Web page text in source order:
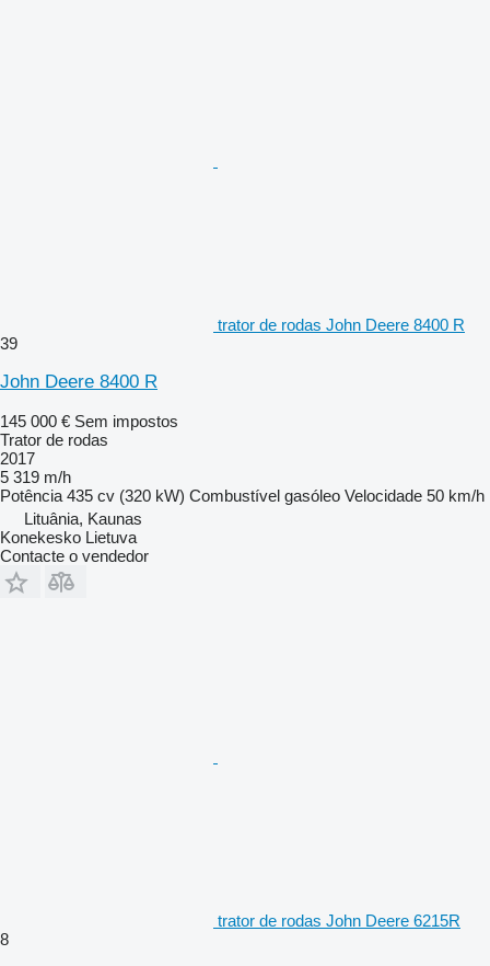
trator de rodas John Deere 8400 R
39
John Deere 8400 R
145 000 € Sem impostos
Trator de rodas
2017
5 319 m/h
Potência 435 cv (320 kW) Combustível gasóleo Velocidade 50 km/h
Lituânia, Kaunas
Konekesko Lietuva
Contacte o vendedor
trator de rodas John Deere 6215R
8